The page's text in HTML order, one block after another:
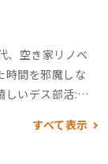
、空き家リノベ
時間を邪魔しな
しいデス部活:星
りますように
すべて表示